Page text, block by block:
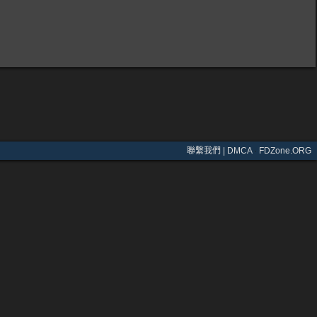
聯繫我們 | DMCA· FDZone.ORG